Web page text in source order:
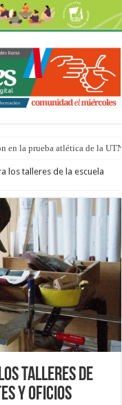
en la prueba atlética de la
los talleres de la escuela
talleres de
y oficios